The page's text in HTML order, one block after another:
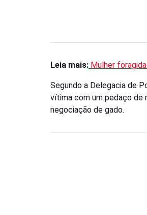
Leia mais: Mulher
Segundo a Delegacia de
vítima com um pedaço de
negociação de gado.